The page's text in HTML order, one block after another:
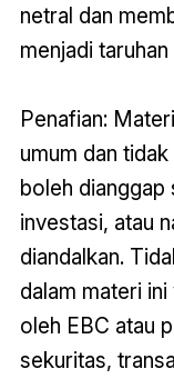
netral dan
menjadi
Penafian:
umum dan
boleh dianggap
investasi, atau
diandalkan.
dalam materi
oleh EBC atau
sekuritas,